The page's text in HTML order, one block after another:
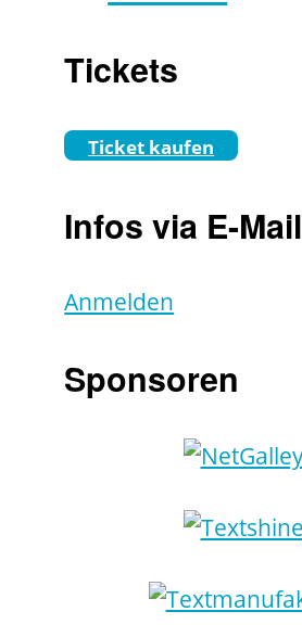
Tickets
Ticket kaufen
Infos via E-Mail
Anmelden
Sponsoren